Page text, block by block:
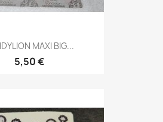
MAXI BIG...
5,50 €